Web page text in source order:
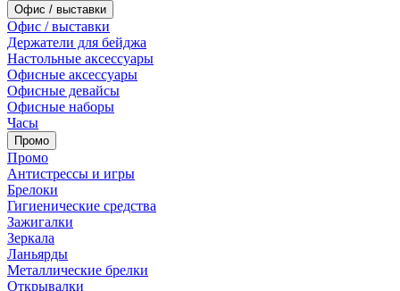
Офис / выставки
Офис / выставки
Держатели для бейджа
Настольные аксессуары
Офисные аксессуары
Офисные девайсы
Офисные наборы
Часы
Промо
Промо
Антистрессы и игры
Брелоки
Гигиенические средства
Зажигалки
Зеркала
Ланьярды
Металлические брелки
Открывалки